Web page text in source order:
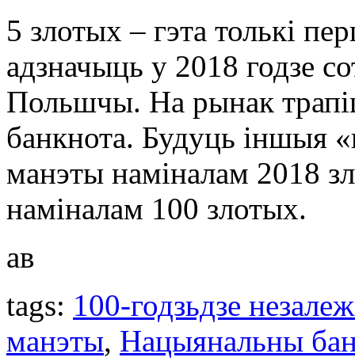
5 злотых – гэта толькі
адзначыць у 2018 годзе
Польшчы. На рынак
банкнота. Будуць іншыя
манэты наміналам 2018
наміналам 100 злотых.
ав
tags: 100-годзьдзе
манэты, Нацыянальны